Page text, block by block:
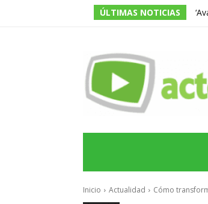
ÚLTIMAS NOTICIAS
Inicio Actualidad Cómo